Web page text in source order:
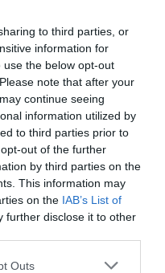
to third parties, or
information for
the below opt-out
note that after your
continue seeing
information utilized by
to third parties prior to
out of the further
by third parties on the
This information may
on the IAB’s List of
further disclose it to other
Outs